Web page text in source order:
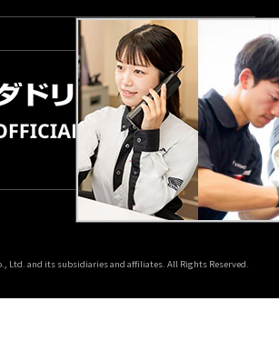
Ltd. and its subsidiaries and affiliates. All Rights Reserved.